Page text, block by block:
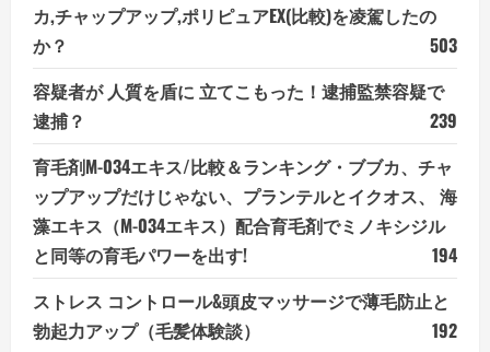
カ,チャップアップ,ポリピュアEX(比較)を凌駕したの
か？
503
容疑者が 人質を盾に 立てこもった！逮捕監禁容疑で
逮捕？
239
育毛剤M-034エキス/比較＆ランキング・ブブカ、チャ
ップアップだけじゃない、プランテルとイクオス、 海
藻エキス（M-034エキス）配合育毛剤でミノキシジル
と同等の育毛パワーを出す!
194
ストレス コントロール&頭皮マッサージで薄毛防止と
勃起力アップ（毛髪体験談）
192